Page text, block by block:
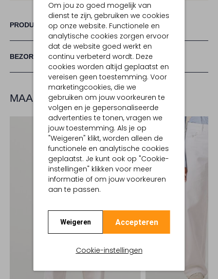
Om jou zo goed mogelijk van
dienst te zijn, gebruiken we cookies
op onze website. Functionele en
analytische cookies zorgen ervoor
dat de website goed werkt en
continu verbeterd wordt. Deze
cookies worden altijd geplaatst en
vereisen geen toestemming. Voor
marketingcookies, die we
gebruiken om jouw voorkeuren te
volgen en je gepersonaliseerde
advertenties te tonen, vragen we
jouw toestemming. Als je op
"Weigeren" klikt, worden alleen de
functionele en analytische cookies
geplaatst. Je kunt ook op "Cookie-
instellingen" klikken voor meer
informatie of om jouw voorkeuren
aan te passen.
Weigeren Accepteren
Cookie-instellingen
PRODUCT INFORMATIE
BEZORGEN & RETOURNEREN
MAAK JE LOOK COMPLEET